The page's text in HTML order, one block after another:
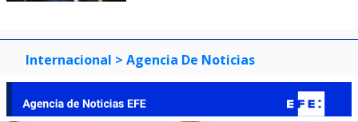
Internacional > Agencia De Noticias